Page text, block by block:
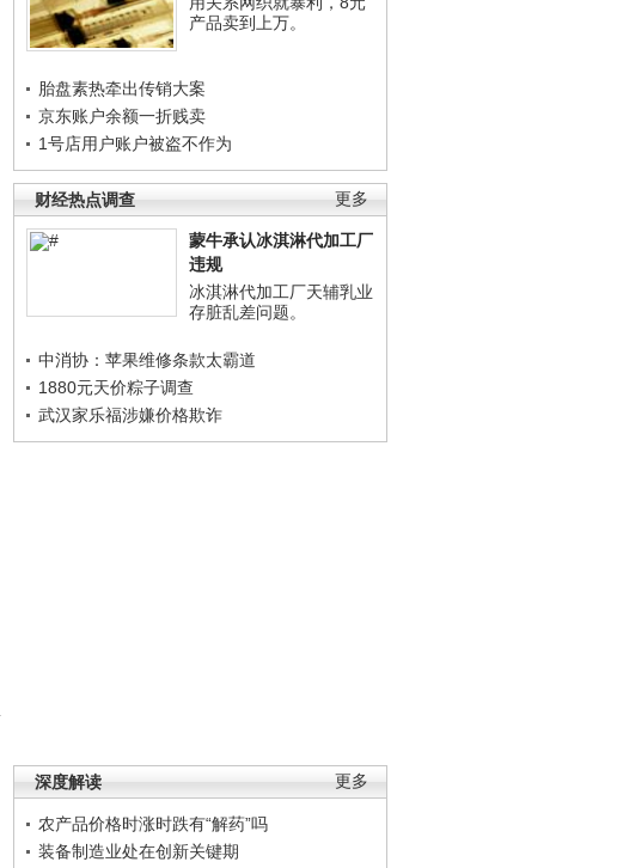
产品卖到上万。
胎盘素热牵出传销大案
京东账户余额一折贱卖
1号店用户账户被盗不作为
更多
财经热点调查
蒙牛承认冰淇淋代加工厂
违规
冰淇淋代加工厂天辅乳业
存脏乱差问题。
中消协：苹果维修条款太霸道
1880元天价粽子调查
武汉家乐福涉嫌价格欺诈
更多
深度解读
农产品价格时涨时跌有“解药”吗
装备制造业处在创新关键期